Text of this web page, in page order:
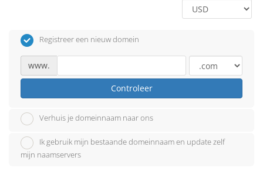
Registreer een nieuw domein
www.
Controleer
Verhuis je domeinnaam naar ons
Ik gebruik mijn bestaande domeinnaam en update zelf
mijn naamservers